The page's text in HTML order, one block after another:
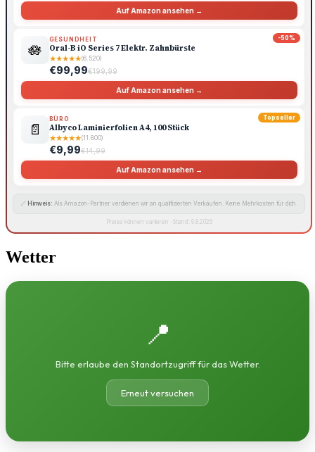
Auf Amazon ansehen →
-50%
🪷
GESUNDHEIT
Oral-B iO Series 7 Elektr. Zahnbürste
★★★★★(6.520)
€99,99€199,99
Auf Amazon ansehen →
Topseller
📄
BÜRO
Albyco Laminierfolien A4, 100 Stück
★★★★★(11.800)
€9,99€14,99
Auf Amazon ansehen →
🔗 Hinweis: Als Amazon-Partner verdienen wir an qualifizierten Verkäufen. Keine Mehrkosten für dich.
Preise können variieren · Stand: 9.8.2026
Wetter
📍
Bitte erlaube den Standortzugriff für das Wetter.
Erneut versuchen